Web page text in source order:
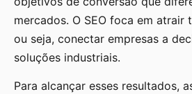
mercados. O SEO foca em atrair
ou seja, conectar empresas a
soluções industriais.
Para alcançar esses resultados,